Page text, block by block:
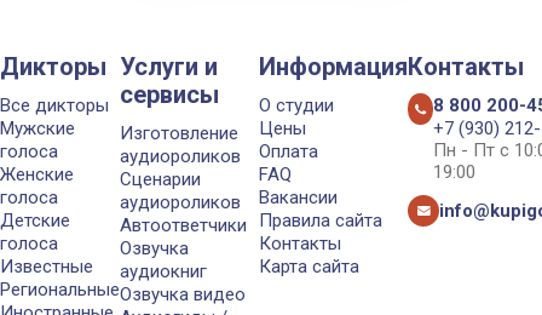
Дикторы
Все дикторы
Мужские
голоса
Женские
голоса
Детские
голоса
Известные
Региональные
Услуги и
сервисы
Изготовление
аудиороликов
Сценарии
аудиороликов
Автоответчики
Озвучка
аудиокниг
Озвучка видео
Информация
О студии
Цены
Оплата
FAQ
Вакансии
Правила сайта
Контакты
Карта сайта
Контакты
8 800 200-
+7 (930)
Пн - Пт с
19:00